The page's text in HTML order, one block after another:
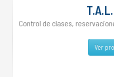
Control de clases,
Ver